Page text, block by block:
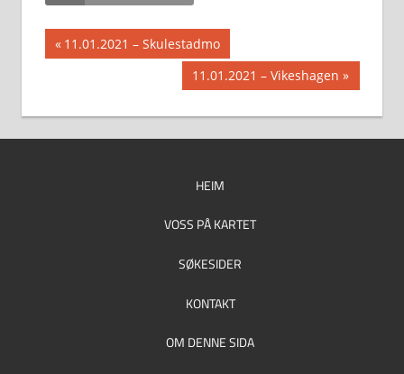
Innleggsnavigasjon
Previous
Post:
11.01.2021 – Skulestadmo
Next
Post:
11.01.2021 – Vikeshagen
HEIM
VOSS PÅ KARTET
SØKESIDER
KONTAKT
OM DENNE SIDA